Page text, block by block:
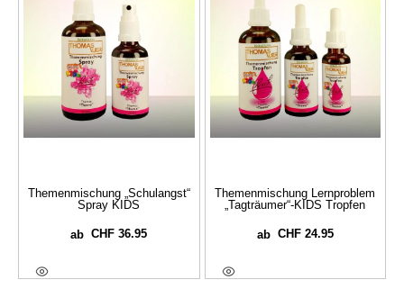
Themenmischung „Schulangst“
Spray KIDS
abCHF 36.95
Themenmischung Lernproblem
„Tagträumer“-KIDS Tropfen
ab CHF24.95